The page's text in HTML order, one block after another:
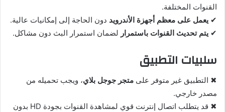
القنوات المختلفة.
✔ يعمل على معظم أجهزة الأندرويد دون الحاجة إلى إمكانيات عالية.
✔ يتم تحديث القنوات باستمرار لضمان استمرار البث دون مشاكل.
سلبيات التطبيق
✖ التطبيق غير متوفر على متجر جوجل بلاي، ويجب تحميله من
مصدر خارجي.
✖ قد يتطلب اتصال إنترنت قوي لمشاهدة القنوات بجودة HD بدون